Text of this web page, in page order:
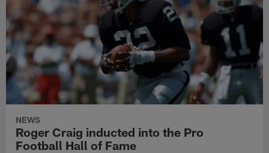
NEWS
Roger Craig inducted into the Pro
Football Hall of Fame